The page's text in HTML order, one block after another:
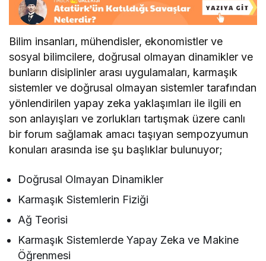
Bilim insanları, mühendisler, ekonomistler ve
sosyal bilimcilere, doğrusal olmayan dinamikler ve
bunların disiplinler arası uygulamaları, karmaşık
sistemler ve doğrusal olmayan sistemler tarafından
yönlendirilen yapay zeka yaklaşımları ile ilgili en
son anlayışları ve zorlukları tartışmak üzere canlı
bir forum sağlamak amacı taşıyan sempozyumun
konuları arasında ise şu başlıklar bulunuyor;
Doğrusal Olmayan Dinamikler
Karmaşık Sistemlerin Fiziği
Ağ Teorisi
Karmaşık Sistemlerde Yapay Zeka ve Makine
Öğrenmesi